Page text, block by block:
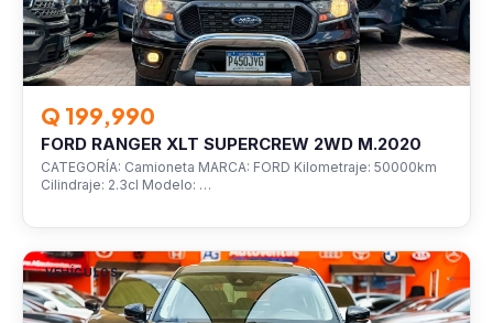
Q 199,990
FORD RANGER XLT SUPERCREW 2WD M.2020
CATEGORÍA: Camioneta MARCA: FORD Kilometraje: 50000km
Cilindraje: 2.3cl Modelo: …
VEHÍCULOS